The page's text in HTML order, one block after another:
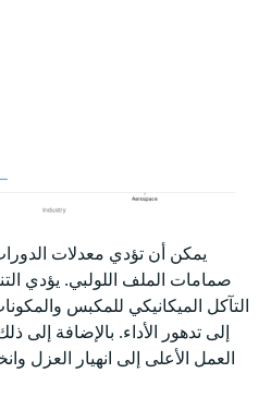
يمكن أن تؤدي معدلات
صمامات الملف اللولبي. يؤدي
التآكل الميكانيكي للمكبس
إلى تدهور الأداء. بالإضافة إلى
العمل الأعلى إلى انهيار العزل